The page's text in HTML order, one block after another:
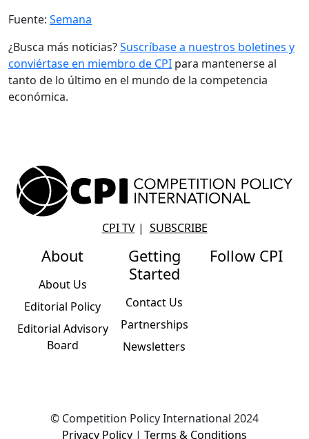
Fuente: Semana
¿Busca más noticias?Suscríbase a nuestros boletines y
conviértase en miembro de CPI para mantenerse al
tanto de lo último en el mundo de la competencia
económica.
CPI TV| SUBSCRIBE
About
About Us
Editorial Policy
Editorial Advisory
Board
Getting
Started
Contact Us
Partnerships
Newsletters
Follow CPI
© Competition Policy International 2024
Privacy Policy | Terms & Conditions